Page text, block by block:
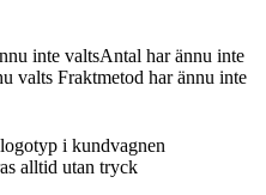
inte valtsAntal har ännu inte
valts Fraktmetod har ännu inte
i kundvagnen
alltid utan tryck